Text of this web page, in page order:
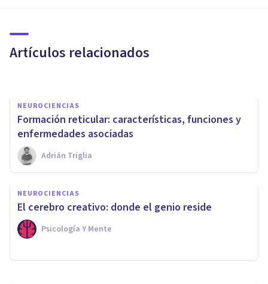
Artículos relacionados
cerebro
NEUROCIENCIAS
​Formación reticular: características, funciones y
enfermedades asociadas
Adrián Triglia
NEUROCIENCIAS
El cerebro creativo: donde el genio reside
Psicología Y Mente
Corteza entorrinal (cerebro):
¿qué es y qué funciones tiene?